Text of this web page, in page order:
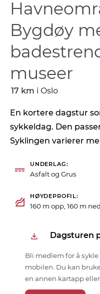
Bygdøy
museer
17 km i Oslo
En kortere dagstur
sykkeldag. Den
Syklingen varierer
UNDERLAG
Asfalt og Grus
HØYDEPROFIL
160 m opp, 160 m
Dagsturen
Bli medlem for å
mobilen. Du kan
en annen kartapp eller